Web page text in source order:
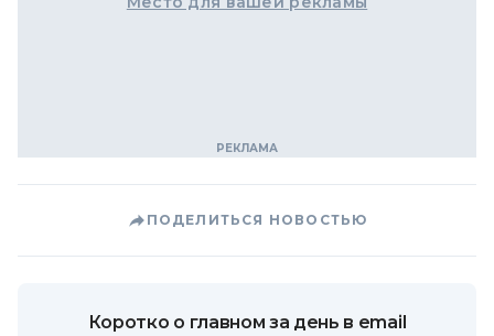
ПОДЕЛИТЬСЯ НОВОСТЬЮ
Коротко о главном за день в email